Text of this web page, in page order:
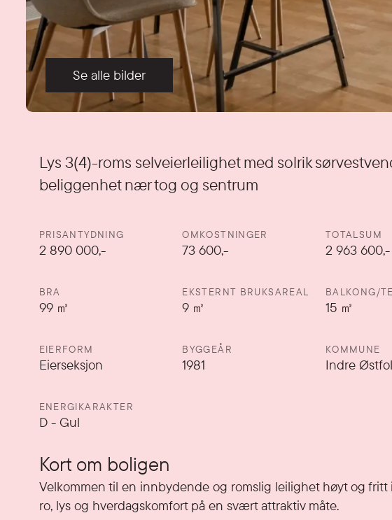
Se alle bilder
Lys 3(4)-roms selveierleilighet med solrik
beliggenhet nær tog og sentrum
Detaljer
PRISANTYDNING
2 890 000,-
OMKOSTNINGER
73 600,-
TOTALSUM
2 963 600,-
BRA
99㎡
EKSTERNT BRUKSAREAL
9㎡
BALKONG/
15㎡
EIERFORM
Eierseksjon
BYGGEÅR
1981
KOMMUNE
Indre
ENERGIKARAKTER
D- Gul
Kort om boligen
Velkommen til en innbydende og romslig leilighet høyt og fritt
ro, lys og hverdagskomfort på en svært attraktiv måte.